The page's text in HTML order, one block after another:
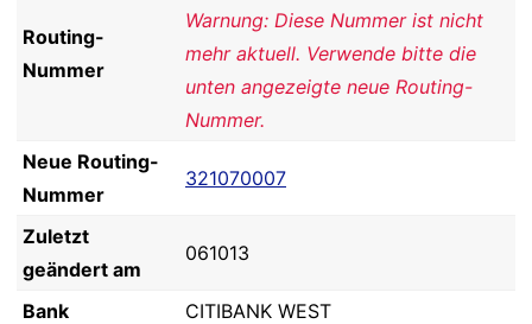
Routing-
Nummer
Warnung: Diese Nummer ist nicht
mehr aktuell. Verwende bitte die
unten angezeigte neue Routing-
Nummer.
Neue Routing-
Nummer
321070007
Zuletzt
geändert am
061013
Bank
CITIBANK WEST